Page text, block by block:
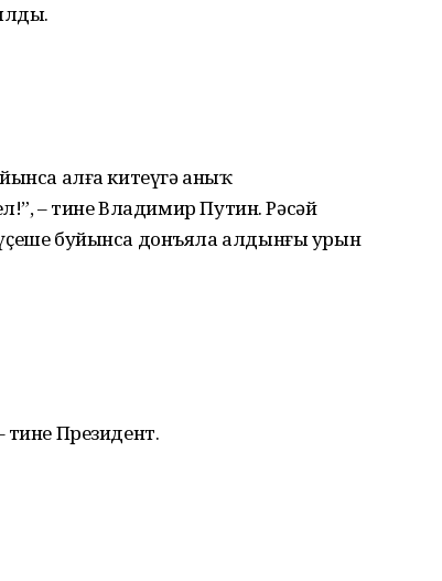
алға китеүгә аныҡ
– тине Владимир Путин. Рәсәй
буйынса донъяла алдынғы урын
тине Президент.